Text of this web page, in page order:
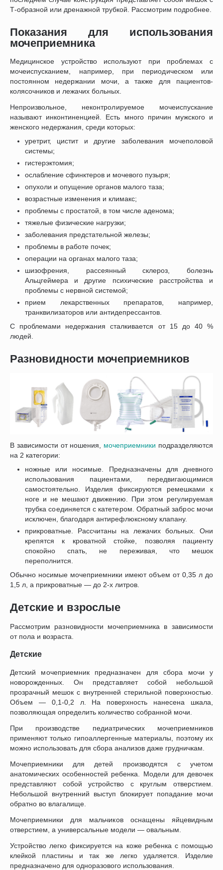
Т-образной или дренажной трубкой. Рассмотрим подробнее.
Показания для использования
мочеприемника
Медицинское устройство используют при проблемах с
мочеиспусканием, например, при периодическом или
постоянном недержании мочи, а также для пациентов-
колясочников и лежачих больных.
Непроизвольное, неконтролируемое мочеиспускание
называют инконтиненцией. Есть много причин мужского и
женского недержания, среди которых:
уретрит, цистит и другие заболевания мочеполовой
системы;
гистерэктомия;
ослабление сфинктеров и мочевого пузыря;
опухоли и опущение органов малого таза;
возрастные изменения и климакс;
проблемы с простатой, в том числе аденома;
тяжелые физические нагрузки;
заболевания предстательной железы;
проблемы в работе почек;
операции на органах малого таза;
шизофрения, рассеянный склероз, болезнь
Альцгеймера и другие психические расстройства и
проблемы с нервной системой;
прием лекарственных препаратов, например,
транквилизаторов или антидепрессантов.
С проблемами недержания сталкивается от 15 до 40 %
людей.
Разновидности мочеприемников
В зависимости от ношения, мочеприемники подразделяются
на 2 категории:
ножные или носимые. Предназначены для дневного
использования пациентами, передвигающимися
самостоятельно. Изделия фиксируются ремешками к
ноге и не мешают движению. При этом регулируемая
трубка соединяется с катетером. Обратный заброс мочи
исключен, благодаря антирефлюксному клапану.
прикроватные. Рассчитаны на лежачих больных. Они
крепятся к кроватной стойке, позволяя пациенту
спокойно спать, не переживая, что мешок
переполнится.
Обычно носимые мочеприемники имеют объем от 0,35 л до
1,5 л, а прикроватные — до 2-х литров.
Детские и взрослые
Рассмотрим разновидности мочеприемника в зависимости
от пола и возраста.
Детские
Детский мочеприемник предназначен для сбора мочи у
новорожденных. Он представляет собой небольшой
прозрачный мешок с внутренней стерильной поверхностью.
Объем — 0,1-0,2 л. На поверхность нанесена шкала,
позволяющая определить количество собранной мочи.
При производстве педиатрических мочеприемников
применяют только гипоаллергенные материалы, поэтому их
можно использовать для сбора анализов даже грудничкам.
Мочеприемники для детей производятся с учетом
анатомических особенностей ребенка. Модели для девочек
представляют собой устройство с круглым отверстием.
Небольшой внутренний выступ блокирует попадание мочи
обратно во влагалище.
Мочеприемники для мальчиков оснащены яйцевидным
отверстием, а универсальные модели — овальным.
Устройство легко фиксируется на коже ребенка с помощью
клейкой пластины и так же легко удаляется. Изделие
предназначено для одноразового использования.